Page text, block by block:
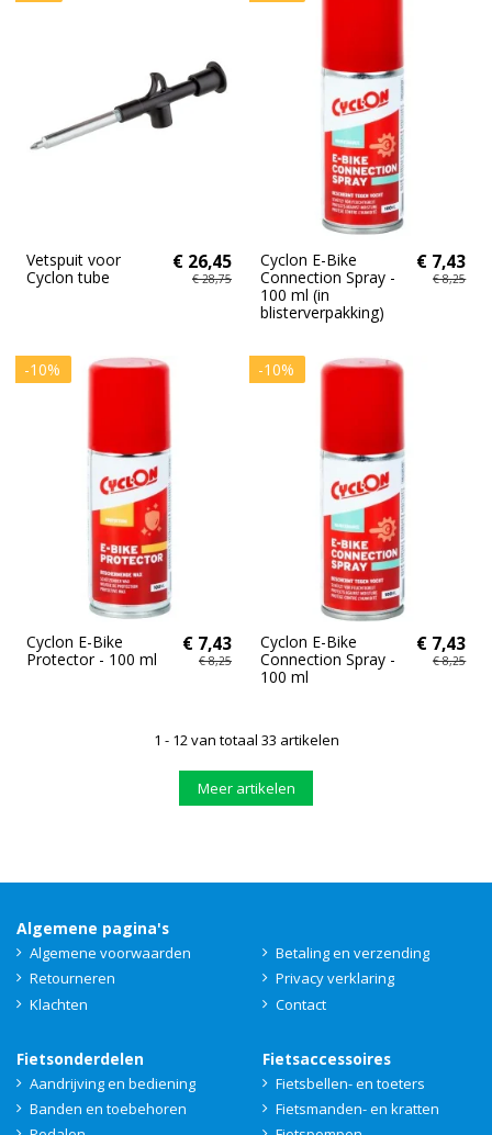
Vetspuit voor
Cyclon tube
€ 26,45
€ 28,75
Cyclon E-Bike
Connection Spray -
100 ml (in
blisterverpakking)
€ 7,43
€ 8,25
-10%
Cyclon E-Bike
Protector - 100 ml
€ 7,43
€ 8,25
-10%
Cyclon E-Bike
Connection Spray -
100 ml
€ 7,43
€ 8,25
1 - 12 van totaal 33 artikelen
Meer artikelen
Algemene pagina's
Algemene voorwaarden
Betaling en verzending
Retourneren
Privacy verklaring
Klachten
Contact
Fietsonderdelen
Aandrijving en bediening
Banden en toebehoren
Fietsaccessoires
Fietsbellen- en toeters
Fietsmanden- en kratten